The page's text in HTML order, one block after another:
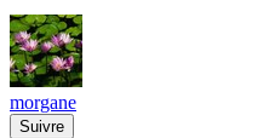
morgane
Suivre